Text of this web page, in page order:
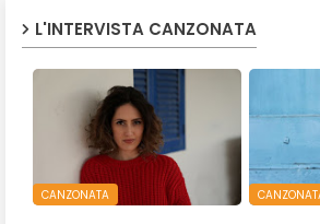
L'INTERVISTA CANZONATA
CANZONATA